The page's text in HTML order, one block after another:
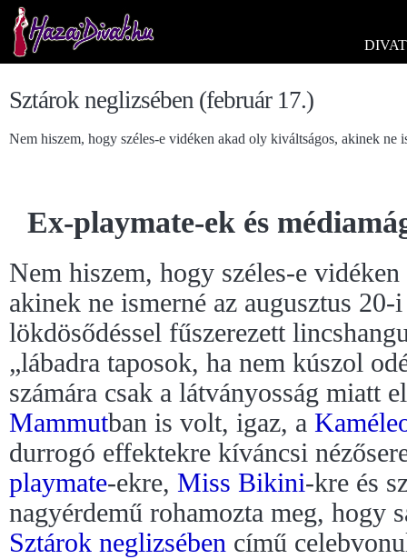
DIVAT
Sztárok neglizsében (február 17.)
Nem hiszem, hogy széles-e vidéken akad oly kiváltságos, akinek ne
Ex-playmate-ek és
Nem hiszem, hogy széles-e
akinek ne ismerné az augusztus
lökdösődéssel fűszerezett
„lábadra taposok, ha nem kúszol
számára csak a látványosság miatt
Mammutban is volt, igaz, a
durrogó effektekre kíváncsi
playmate-ekre, Miss Bikini-kre és
nagyérdemű rohamozta meg, hogy
Sztárok neglizsében című